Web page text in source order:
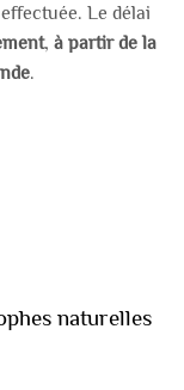
Le délai
, à partir de la
.
naturelles